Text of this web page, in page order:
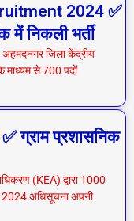
2024 ✅
में निकली भर्ती
जिला केंद्रीय
माध्यम से 700 पदों
ग्राम प्रशासनिक
(KEA) द्वारा 1000
2024 अधिसूचना अपनी